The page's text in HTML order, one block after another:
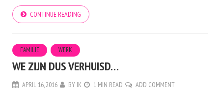
CONTINUE READING
FAMILIE WERK
WE ZIJN DUS VERHUISD…
APRIL 16, 2016 BY IK 1 MIN READ ADD COMMENT